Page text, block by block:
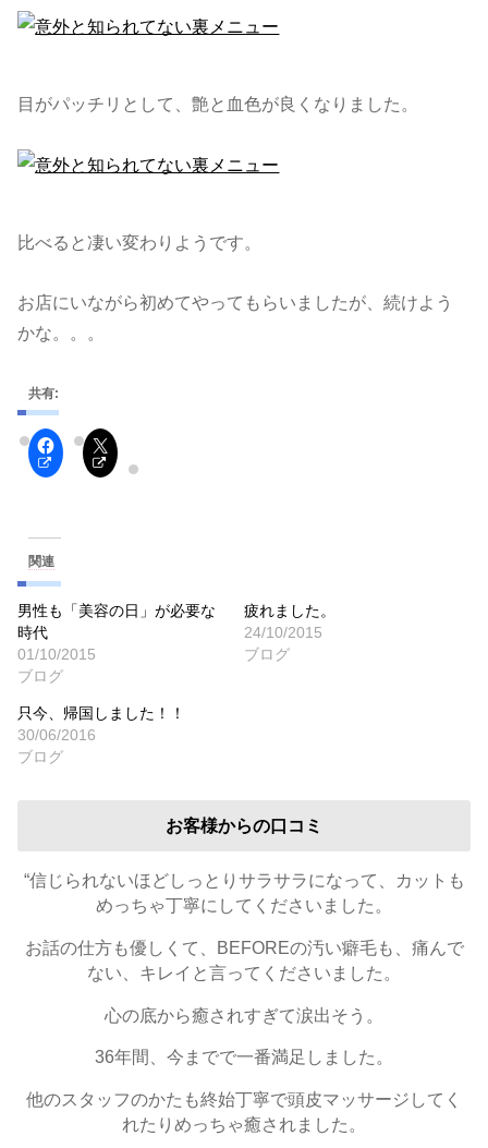
目がパッチリとして、艶と血色が良くなりました。
比べると凄い変わりようです。
お店にいながら初めてやってもらいましたが、続けよう
かな。。。
共有:
関連
男性も「美容の日」が必要な
時代
01/10/2015
ブログ
疲れました。
24/10/2015
ブログ
只今、帰国しました！！
30/06/2016
ブログ
お客様からの口コミ
“信じられないほどしっとりサラサラになって、カットも
めっちゃ丁寧にしてくださいました。
お話の仕方も優しくて、BEFOREの汚い癖毛も、痛んで
ない、キレイと言ってくださいました。
心の底から癒されすぎて涙出そう。
36年間、今までで一番満足しました。
他のスタッフのかたも終始丁寧で頭皮マッサージしてく
れたりめっちゃ癒されました。